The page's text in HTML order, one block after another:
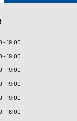
- 19:00
- 19:00
- 19:00
- 19:00
- 19:00
- 18:00